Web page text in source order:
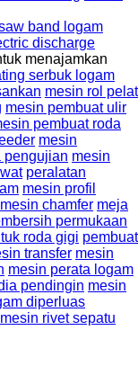
band logam
discharge
menajamkan
serbuk logam
mesin rol pelat
mesin pembuat ulir
pembuat roda
mesin
pengujian mesin
peralatan
mesin profil
mesin chamfer meja
permukaan
roda gigi pembuat
transfer mesin
mesin perata logam
pendingin mesin
diperluas
mesin rivet sepatu